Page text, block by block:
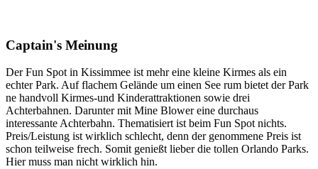
Captain's Meinung
Der Fun Spot in Kissimmee ist mehr eine kleine Kirmes als ein
echter Park. Auf flachem Gelände um einen See rum bietet der Park
ne handvoll Kirmes-und Kinderattraktionen sowie drei
Achterbahnen. Darunter mit Mine Blower eine durchaus
interessante Achterbahn. Thematisiert ist beim Fun Spot nichts.
Preis/Leistung ist wirklich schlecht, denn der genommene Preis ist
schon teilweise frech. Somit genießt lieber die tollen Orlando Parks.
Hier muss man nicht wirklich hin.